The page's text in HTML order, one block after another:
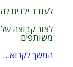
לעודד ילדים
לצור קבוצה
משותפים.
המשך לקרוא…